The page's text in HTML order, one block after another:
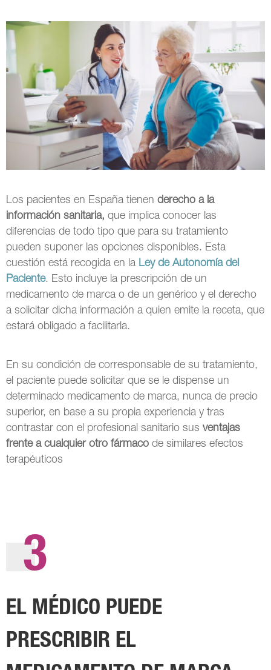
Los pacientes en España tienenderecho a la
información sanitaria, que implica conocer las
diferencias de todo tipo que para su tratamiento
pueden suponer las opciones disponibles. Esta
cuestión está recogida en la Ley de Autonomía del
Paciente. Esto incluye la prescripción de un
medicamento de marca o de un genérico y el derecho
a solicitar dicha información a quien emite la receta, que
estará obligado a facilitarla.
En su condición de corresponsable de su tratamiento,
el paciente puede solicitar que se le dispense un
determinado medicamento de marca, nunca de precio
superior, en base a su propia experiencia y tras
contrastar con el profesional sanitario susventajas
frente a cualquier otro fármaco de similares efectos
terapéuticos
3
EL MÉDICO PUEDE
PRESCRIBIR EL